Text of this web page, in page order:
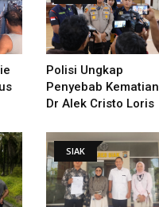
Polisi Ungkap
Penyebab Kematian
Dr Alek Cristo Loris
SIAK